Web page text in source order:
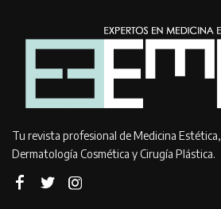
Tu revista profesional de Medicina Estética,
Dermatología Cosmética y Cirugía Plástica.